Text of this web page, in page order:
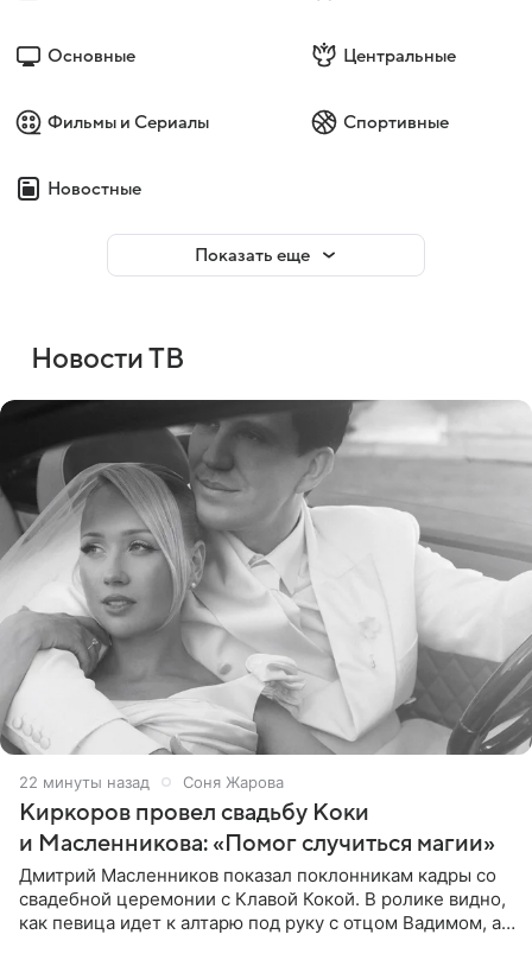
Основные Центральные
Фильмы и Сериалы Спортивные
Новостные
Показать еще
Новости ТВ
22 минуты назад Соня Жарова
Киркоров провел свадьбу Коки
и Масленникова: «Помог случиться магии»
Дмитрий Масленников показал поклонникам кадры со
свадебной церемонии с Клавой Кокой. В ролике видно,
как певица идет к алтарю под руку с отцом Вадимом, а у